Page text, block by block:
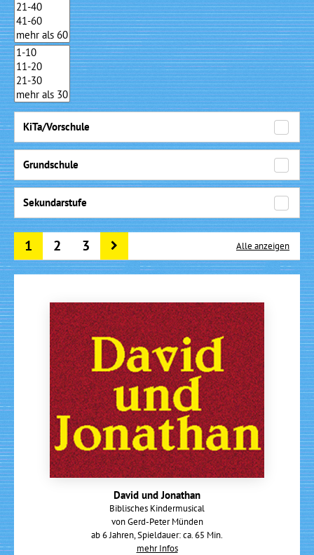
KiTa/Vorschule
Grundschule
Sekundarstufe
1 2 3 Alle anzeigen
David und Jonathan
Biblisches Kindermusical
von Gerd-Peter Münden
ab 6 Jahren, Spieldauer: ca. 65 Min.
mehr Infos